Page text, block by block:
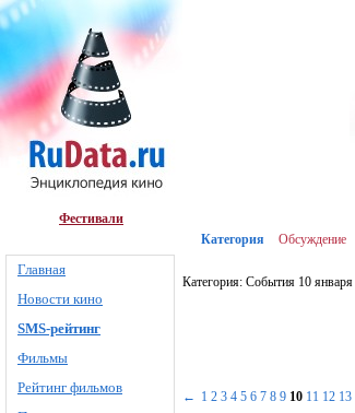
Фестивали
Главная
Новости кино
SMS-рейтинг
Фильмы
Рейтинг фильмов
Категория Обсуждение
Категория: События 10 января
← 1 2 3 4 5 6 7 8 9 10 11 12 13